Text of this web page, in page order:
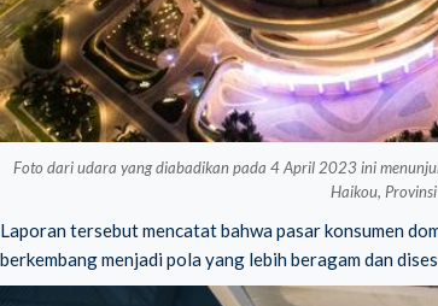
Foto dari udara yang diabadikan pada 4 April 2023 ini
Haikou,
Laporan tersebut mencatat bahwa pasar konsumen
berkembang menjadi pola yang lebih beragam dan